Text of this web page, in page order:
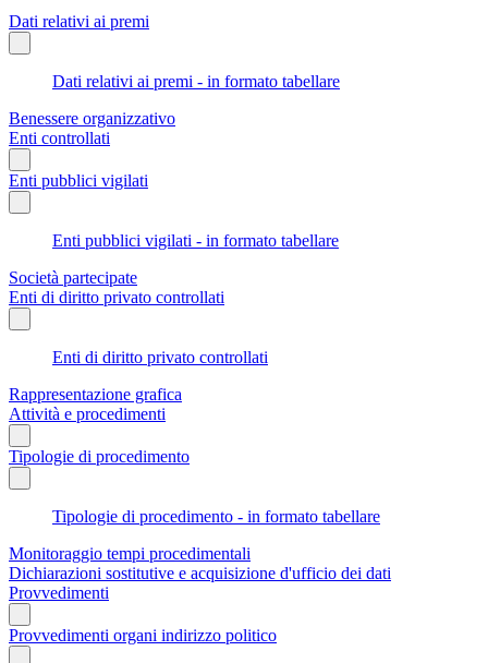
Dati relativi ai premi
Dati relativi ai premi - in formato tabellare
Benessere organizzativo
Enti controllati
Enti pubblici vigilati
Enti pubblici vigilati - in formato tabellare
Società partecipate
Enti di diritto privato controllati
Enti di diritto privato controllati
Rappresentazione grafica
Attività e procedimenti
Tipologie di procedimento
Tipologie di procedimento - in formato tabellare
Monitoraggio tempi procedimentali
Dichiarazioni sostitutive e acquisizione d'ufficio dei dati
Provvedimenti
Provvedimenti organi indirizzo politico